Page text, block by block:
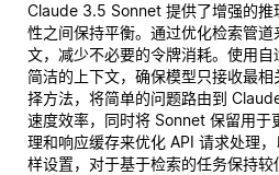
Claude 3.5 Sonnet 提供了增强的推
性之间保持平衡。通过优化检索管
文，减少不必要的令牌消耗。使用
简洁的上下文，确保模型只接收最
择方法，将简单的问题路由到
速度效率，同时将 Sonnet 保留用于
理和响应缓存来优化 API 请求处理
样设置，对于基于检索的任务保持较